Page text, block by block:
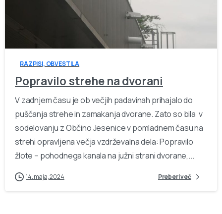
RAZPISI, OBVESTILA
Popravilo strehe na dvorani
V zadnjem času je ob večjih padavinah prihajalo do
puščanja strehe in zamakanja dvorane. Zato so bila v
sodelovanju z Občino Jesenice v pomladnem času na
strehi opravljena večja vzdrževalna dela: Popravilo
žlote – pohodnega kanala na južni strani dvorane,...
14. maja, 2024 Preberi več